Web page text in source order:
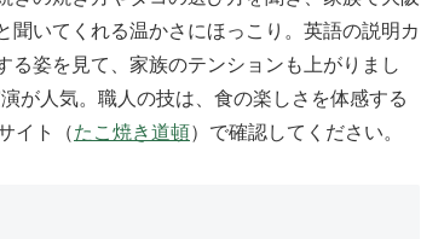
いてくれる温かさにほっこり。英語の説明カ
姿を見て、家族のテンションも上がりまし
が人気。職人の技は、食の楽しさを体感する
イト（たこ焼き道頓）で確認してください。